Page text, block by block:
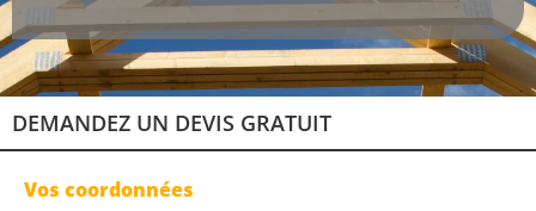
DEMANDEZ UN DEVIS GRATUIT
Vos coordonnées